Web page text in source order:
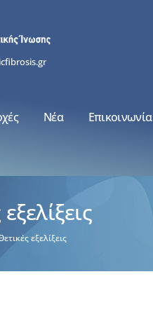
Νέα Επικοινωνία
εξελίξεις